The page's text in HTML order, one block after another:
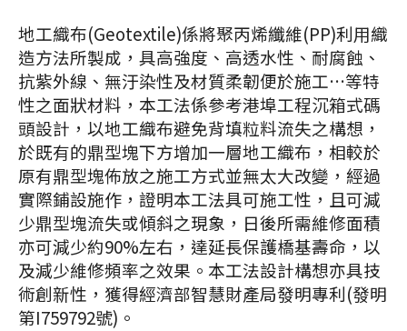
地工織布(Geotextile)係將聚丙烯纖維(PP)利用織
造方法所製成，具高強度、高透水性、耐腐蝕、
抗紫外線、無汙染性及材質柔韌便於施工…等特
性之面狀材料，本工法係參考港埠工程沉箱式碼
頭設計，以地工織布避免背填粒料流失之構想，
於既有的鼎型塊下方增加一層地工織布，相較於
原有鼎型塊佈放之施工方式並無太大改變，經過
實際鋪設施作，證明本工法具可施工性，且可減
少鼎型塊流失或傾斜之現象，日後所需維修面積
亦可減少約90%左右，達延長保護橋基壽命，以
及減少維修頻率之效果。本工法設計構想亦具技
術創新性，獲得經濟部智慧財產局發明專利(發明
第I759792號)。